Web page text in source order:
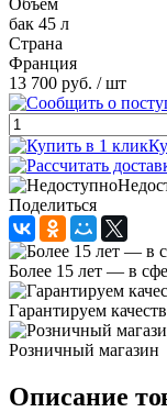
бак 45 л
Страна
Франция
13 700 руб. / шт
Поделиться
Более 15 лет — в
Гарантируем
Розничный магазин
Описание